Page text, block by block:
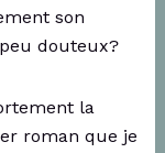
son
douteux?
la
roman que je